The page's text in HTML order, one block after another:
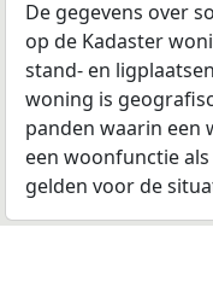
De gegevens over
op de Kadaster
stand- en
woning is
panden waarin een
een woonfunctie
gelden voor de